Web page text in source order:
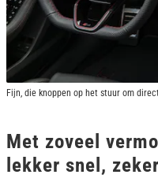
Fijn, die knoppen op het stuur om
Met zoveel
lekker snel,